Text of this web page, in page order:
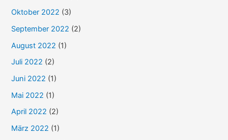
Oktober 2022 (3)
September 2022 (2)
August 2022 (1)
Juli 2022 (2)
Juni 2022 (1)
Mai 2022 (1)
April 2022 (2)
März 2022 (1)